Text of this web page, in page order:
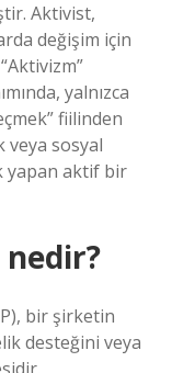
Aktivist,
değişim için
yalnızca
fiilinden
sosyal
yapan aktif bir
bir şirketin
desteğini veya